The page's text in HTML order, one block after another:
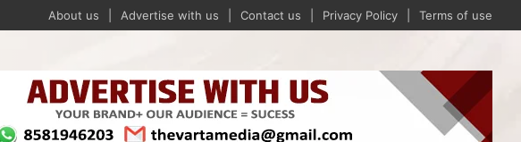
About us Advertise with us Contact us Privacy Policy Terms of use